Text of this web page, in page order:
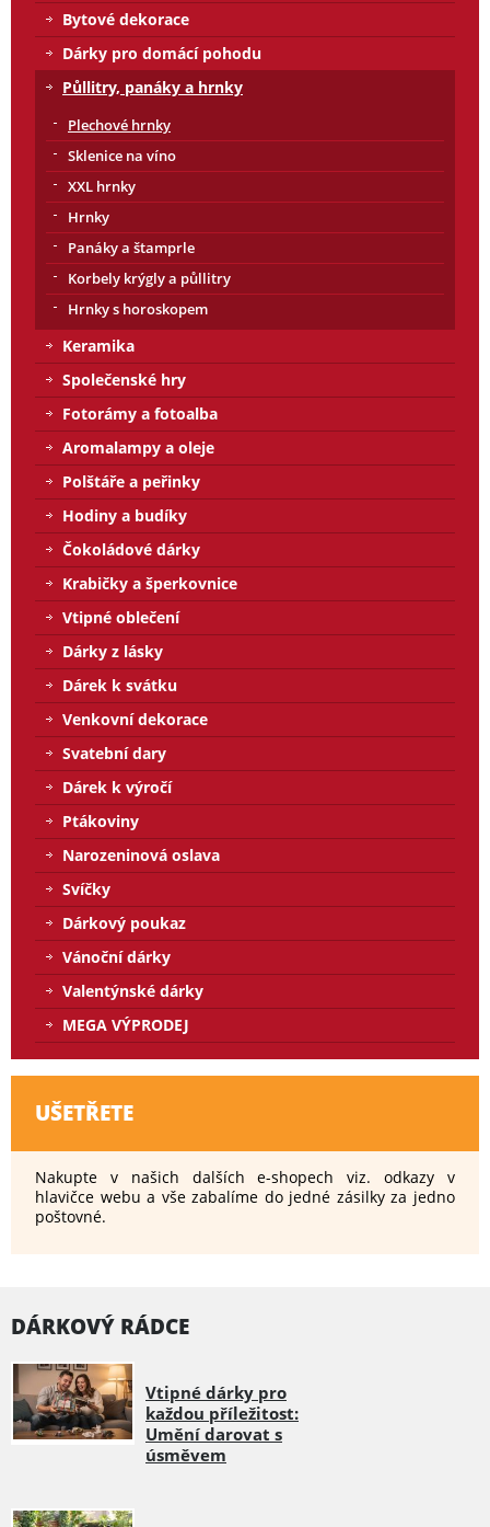
Bytové dekorace
Dárky pro domácí pohodu
Půllitry, panáky a hrnky
Plechové hrnky
Sklenice na víno
XXL hrnky
Hrnky
Panáky a štamprle
Korbely krýgly a půllitry
Hrnky s horoskopem
Keramika
Společenské hry
Fotorámy a fotoalba
Aromalampy a oleje
Polštáře a peřinky
Hodiny a budíky
Čokoládové dárky
Krabičky a šperkovnice
Vtipné oblečení
Dárky z lásky
Dárek k svátku
Venkovní dekorace
Svatební dary
Dárek k výročí
Ptákoviny
Narozeninová oslava
Svíčky
Dárkový poukaz
Vánoční dárky
Valentýnské dárky
MEGA VÝPRODEJ
UŠETŘETE
Nakupte v našich dalších e-shopech viz. odkazy v
hlavičce webu a vše zabalíme do jedné zásilky za jedno
poštovné.
DÁRKOVÝ RÁDCE
Vtipné dárky pro
každou příležitost:
Umění darovat s
úsměvem